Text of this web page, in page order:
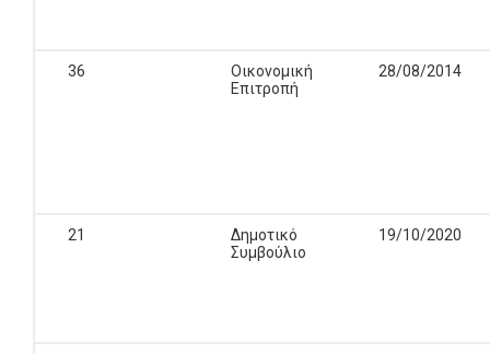
36
Οικονομική
Επιτροπή
28/08/2014
21
Δημοτικό
Συμβούλιο
19/10/2020